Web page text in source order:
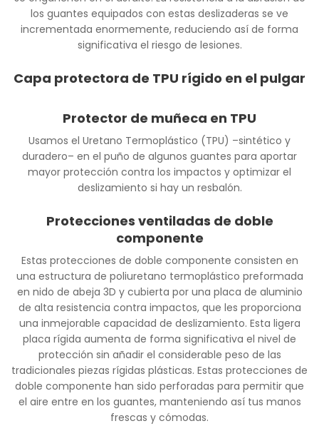
los guantes equipados con estas deslizaderas se ve
incrementada enormemente, reduciendo así de forma
significativa el riesgo de lesiones.
Capa protectora de TPU rígido en el pulgar
Protector de muñeca en TPU
Usamos el Uretano Termoplástico (TPU) –sintético y
duradero– en el puño de algunos guantes para aportar
mayor protección contra los impactos y optimizar el
deslizamiento si hay un resbalón.
Protecciones ventiladas de doble
componente
Estas protecciones de doble componente consisten en
una estructura de poliuretano termoplástico preformada
en nido de abeja 3D y cubierta por una placa de aluminio
de alta resistencia contra impactos, que les proporciona
una inmejorable capacidad de deslizamiento. Esta ligera
placa rígida aumenta de forma significativa el nivel de
protección sin añadir el considerable peso de las
tradicionales piezas rígidas plásticas. Estas protecciones de
doble componente han sido perforadas para permitir que
el aire entre en los guantes, manteniendo así tus manos
frescas y cómodas.